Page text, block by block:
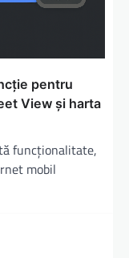
pentru
View și harta
funcționalitate,
mobil